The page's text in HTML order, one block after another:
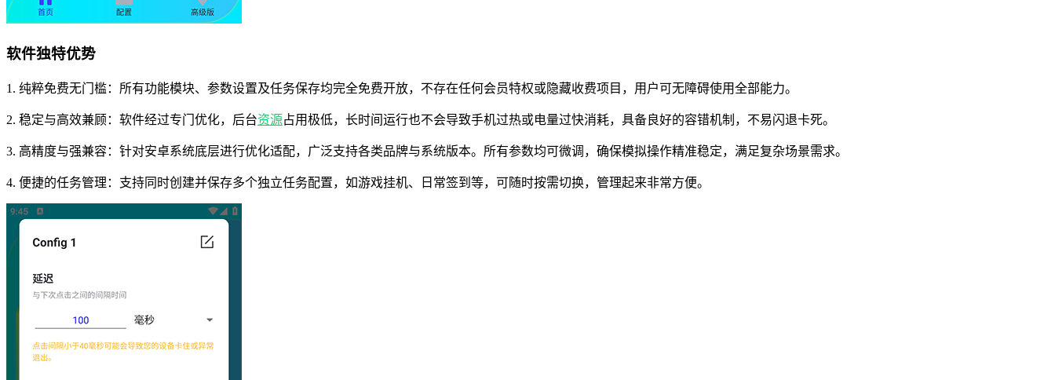
软件独特优势
1. 纯粹免费无门槛：所有功能模块、参数设置及任务保存均完全免费开放，不存在任何会员特权或隐藏收费项目，用户可无障碍使用全部能力。
2. 稳定与高效兼顾：软件经过专门优化，后台资源占用极低，长时间运行也不会导致手机过热或电量过快消耗，具备良好的容错机制，不易闪退卡死。
3. 高精度与强兼容：针对安卓系统底层进行优化适配，广泛支持各类品牌与系统版本。所有参数均可微调，确保模拟操作精准稳定，满足复杂场景需求。
4. 便捷的任务管理：支持同时创建并保存多个独立任务配置，如游戏挂机、日常签到等，可随时按需切换，管理起来非常方便。